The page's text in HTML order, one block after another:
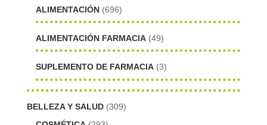
ALIMENTACIÓN (696)
ALIMENTACIÓN FARMACIA (49)
SUPLEMENTO DE FARMACIA (3)
BELLEZA Y SALUD (309)